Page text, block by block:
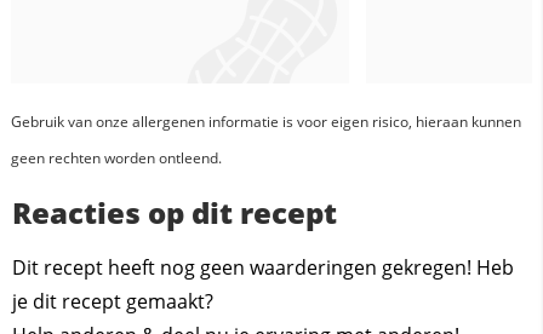
Gebruik van onze allergenen informatie is voor eigen risico, hieraan kunnen
geen rechten worden ontleend.
Reacties op dit recept
Dit recept heeft nog geen waarderingen gekregen! Heb
je dit recept gemaakt?